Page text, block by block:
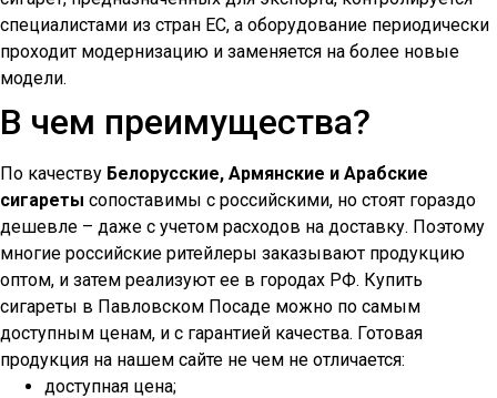
специалистами из стран ЕС, а оборудование периодически
проходит модернизацию и заменяется на более новые
модели.
В чем преимущества?
По качеству Белорусские, Армянские и Арабские
сигареты сопоставимы с российскими, но стоят гораздо
дешевле – даже с учетом расходов на доставку. Поэтому
многие российские ритейлеры заказывают продукцию
оптом, и затем реализуют ее в городах РФ. Купить
сигареты в Павловском Посаде можно по самым
доступным ценам, и с гарантией качества. Готовая
продукция на нашем сайте не чем не отличается:
доступная цена;